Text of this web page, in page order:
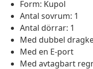
Form: Kupol
Antal sovrum: 1
Antal dörrar: 1
Med dubbel
Med en E-port
Med avtagbart